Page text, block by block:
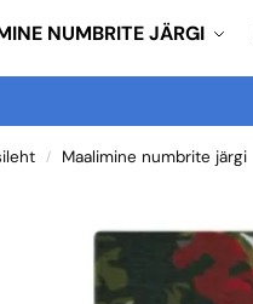
NUMBRITE JÄRGI
/ Maalimine numbrite järgi